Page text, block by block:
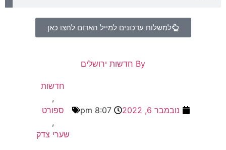
למשלוח עדכונים למייל האדום לחצו כאן
By חדשות ירושלים
נובמבר 6, 2022 8:07 pm
חדשות
,
ספורט
,
שערי צדק